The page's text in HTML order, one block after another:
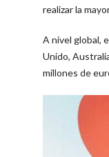
realizar la
A nivel global,
Unido,
millones de